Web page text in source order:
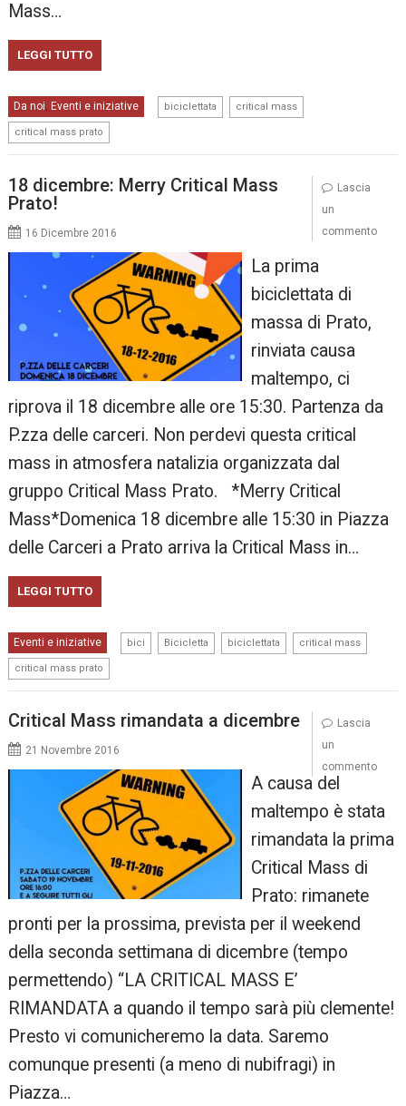
Mass…
LEGGI TUTTO
Da noi, Eventi e iniziative biciclettata critical mass
critical mass prato
18 dicembre: Merry Critical Mass
Prato!
16 Dicembre 2016
La prima
biciclettata di
massa di Prato,
rinviata causa
maltempo, ci
riprova il 18 dicembre alle ore 15:30. Partenza da
P.zza delle carceri. Non perdevi questa critical
mass in atmosfera natalizia organizzata dal
gruppo Critical Mass Prato. *Merry Critical
Mass*Domenica 18 dicembre alle 15:30 in Piazza
delle Carceri a Prato arriva la Critical Mass in…
LEGGI TUTTO
Eventi e iniziative bici Bicicletta biciclettata critical mass
critical mass prato
Lascia
un
commento
Critical Mass rimandata a dicembre
21 Novembre 2016
A causa del
maltempo è stata
rimandata la prima
Critical Mass di
Prato: rimanete
pronti per la prossima, prevista per il weekend
della seconda settimana di dicembre (tempo
permettendo) “LA CRITICAL MASS E’
RIMANDATA a quando il tempo sarà più clemente!
Presto vi comunicheremo la data. Saremo
comunque presenti (a meno di nubifragi) in
Piazza…
Lascia
un
commento